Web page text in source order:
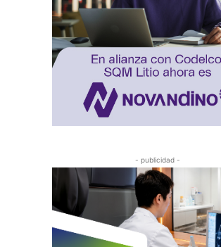
- publicidad -